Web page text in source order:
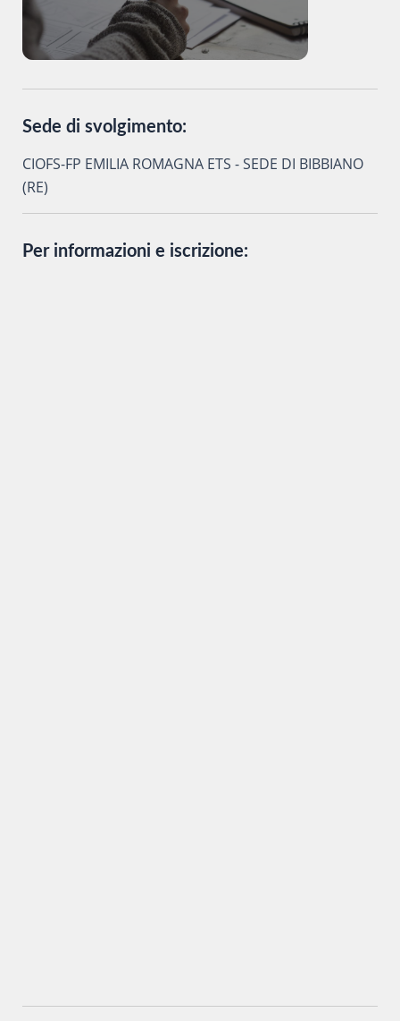
Sede di svolgimento:
CIOFS-FP EMILIA ROMAGNA ETS - SEDE DI BIBBIANO
(RE)
Per informazioni e iscrizione: